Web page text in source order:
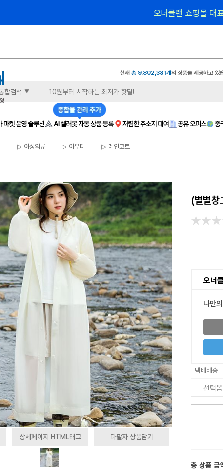
오너클랜 쇼핑몰 대표 연합 카페 🎉가입만
현재총 9,802,381개의 상품을 제공하고 있
합검색
▷ 여성의류 ▷ 아우터 ▷ 레인코트
상세페이지 HTML태그 다팔자 상품담기
(별별
오너
나만
택배배송
선택
총 상품 금